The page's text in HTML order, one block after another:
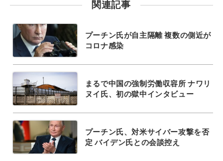
関連記事
プーチン氏が自主隔離 複数の側近が
コロナ感染
まるで中国の強制労働収容所 ナワリ
ヌイ氏、初の獄中インタビュー
プーチン氏、対米サイバー攻撃を否
定 バイデン氏との会談控え